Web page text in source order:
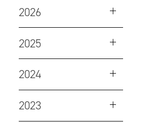
2026
2025
2024
2023